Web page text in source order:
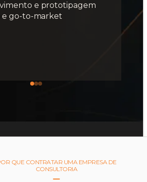
e prototipagem
e go-to-market
QUE CONTRATAR UMA EMPRESA DE
CONSULTORIA